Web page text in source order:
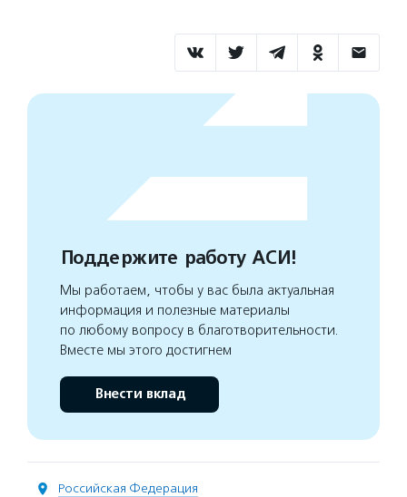
Поддержите работу АСИ!
Мы работаем, чтобы у вас была актуальная
информация и полезные материалы
по любому вопросу в благотворительности.
Вместе мы этого достигнем
Внести вклад
Российская Федерация